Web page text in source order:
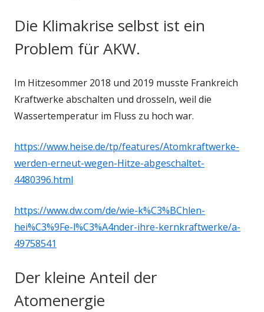
Die Klimakrise selbst ist ein
Problem für AKW.
Im Hitzesommer 2018 und 2019 musste Frankreich
Kraftwerke abschalten und drosseln, weil die
Wassertemperatur im Fluss zu hoch war.
https://www.heise.de/tp/features/Atomkraftwerke-
werden-erneut-wegen-Hitze-abgeschaltet-
4480396.html
https://www.dw.com/de/wie-k%C3%BChlen-
hei%C3%9Fe-l%C3%A4nder-ihre-kernkraftwerke/a-
49758541
Der kleine Anteil der
Atomenergie